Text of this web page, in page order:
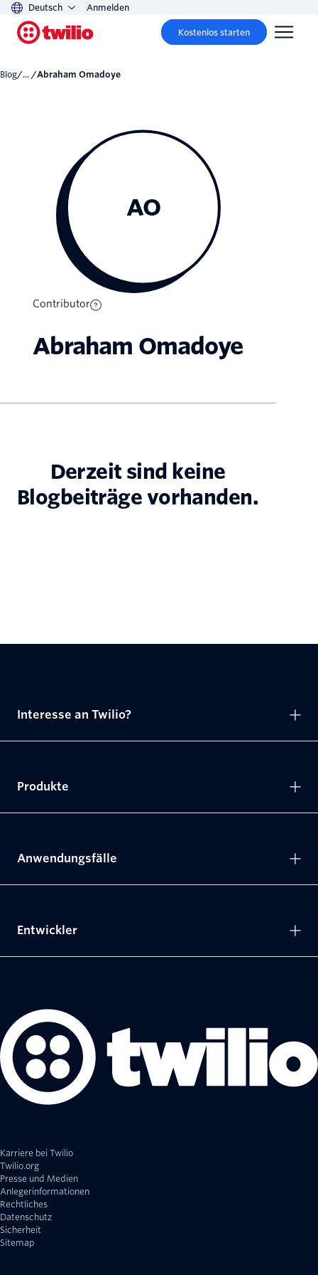
Deutsch Anmelden
Kostenlos starten
Blog/... / Abraham Omadoye
AO
Contributor
Abraham Omadoye
Derzeit sind keine
Blogbeiträge vorhanden.
Karriere bei Twilio
Twilio.org
Presse und Medien
Anlegerinformationen
Rechtliches
Datenschutz
Sicherheit
Sitemap
Interesse an Twilio?
Produkte
Anwendungsfälle
Entwickler